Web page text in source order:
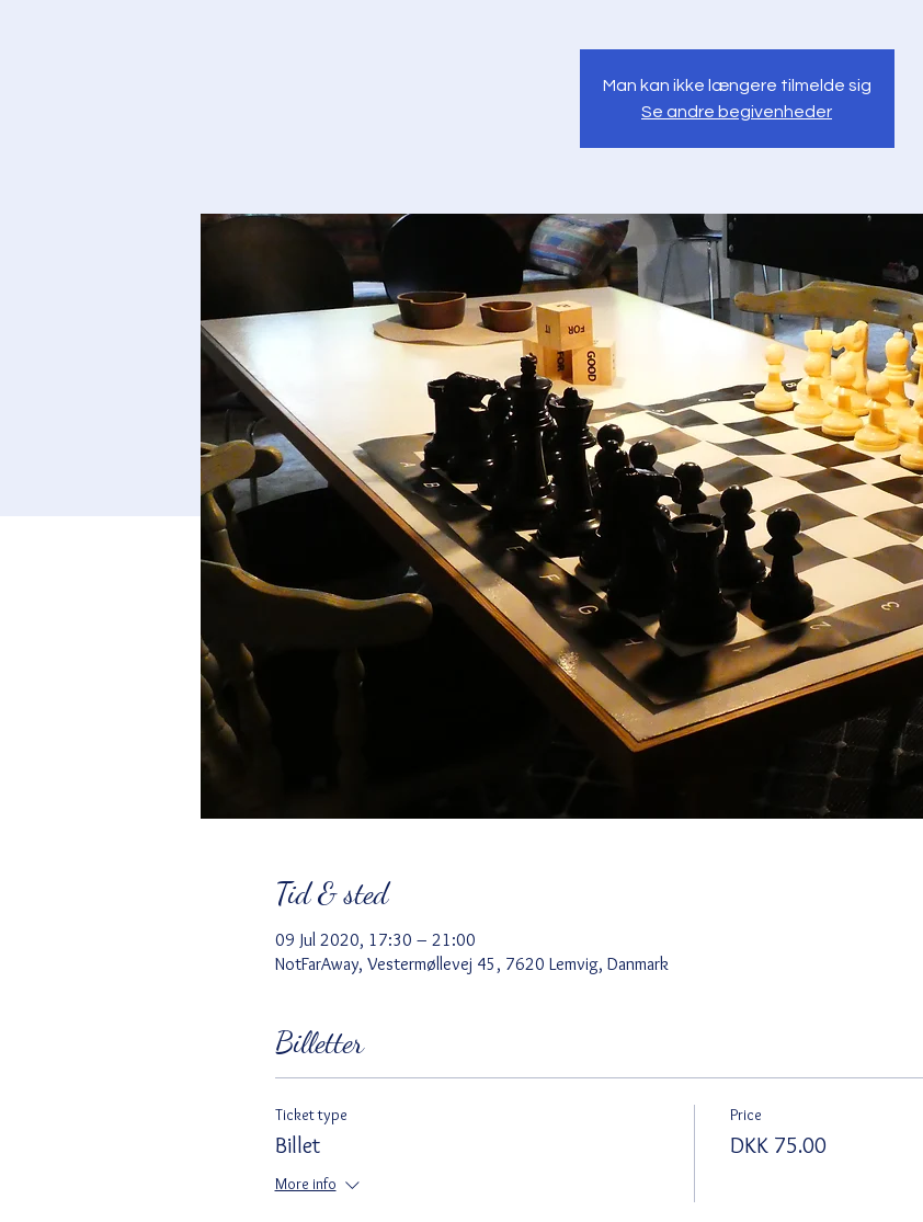
Man kan ikke længere tilmelde sig
Se andre begivenheder
Tid & sted
09 Jul 2020, 17:30 – 21:00
NotFarAway, Vestermøllevej 45, 7620 Lemvig, Danmark
Billetter
Ticket type
Billet
More info
Price
DKK 75.00